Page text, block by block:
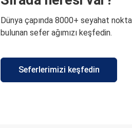
Dünya çapında 8000+ seyahat
bulunan sefer ağımızı keşfedin.
Seferlerimizi keşfedin